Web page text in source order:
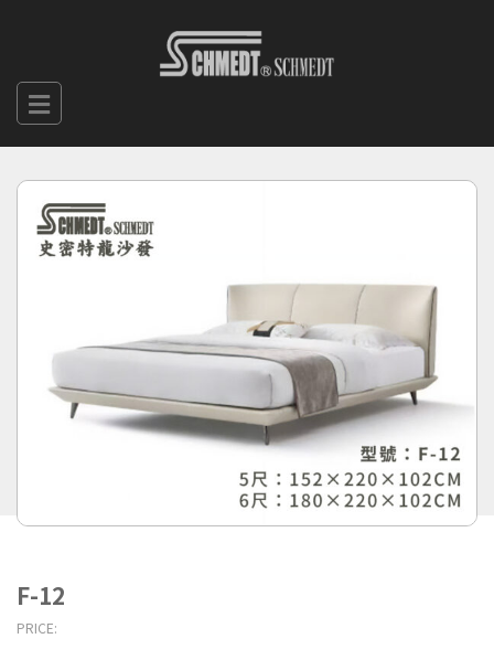
F-12
PRICE: